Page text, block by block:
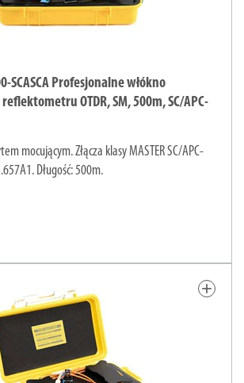
SCASCA Profesjonalne włókno
OTDR, SM, 500m, SC/APC-
mocującym. Złącza klasy MASTER SC/APC-
Długość: 500m.
add